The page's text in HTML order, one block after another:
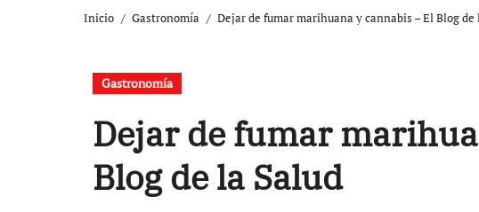
Inicio Gastronomía Dejar de fumar marihuana y cannabis – El Blog de
Gastronomía
Dejar de fumar
Blog de la Salud